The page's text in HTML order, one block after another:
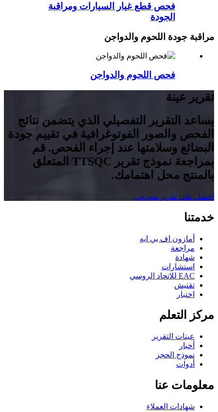
فحص قطع غيار السيارات ومراقبة
الجودة
مراقبة جودة اللحوم والدواجن
فحص اللحوم والدواجن
تقرير عينة
يساعد التقرير التفصيلي الذي يتضمن نتائج
الفحص والصور الفوتوغرافية في تقييم جودة
البضائع وسلامتها عند إجراء الفحص. قم
بمراجعة نموذج تقرير TTSQC المتعلق
بالمنتج محل اهتمامك.
احصل على تقرير نموذجي
خدمتنا
أمازون اف بي ايه
مراجعة
شهادة
استشارات
EAC للاتحاد الروسي
تقتيش
اختبار
مركز التعلم
عينات التقرير
أخبار
نموذج الحجز
أدوات
معلومات عنا
شهادات العملاء